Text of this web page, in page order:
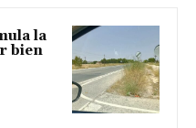
la
bien